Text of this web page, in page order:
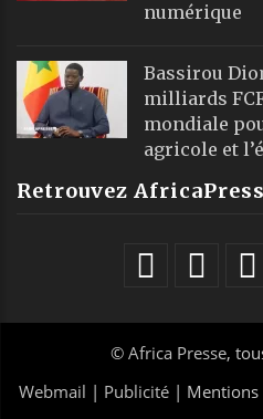
numérique
Bassirou
milliards
mondiale
agricole et
Retrouvez
© Africa Presse,
Webmail | Publicité | Mentions